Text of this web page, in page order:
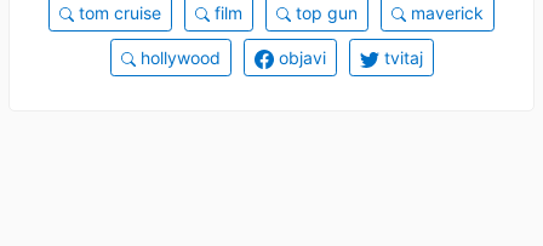
tom cruise film top gun maverick
hollywood objavi tvitaj